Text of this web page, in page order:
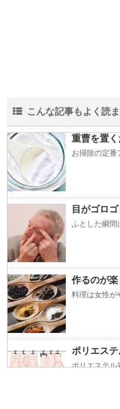
こんな記事もよく読
重曹を置
お掃除の定番
目がゴロ
ふとした瞬間
作るのが
料理は女性が
ポリエス
ポリエステル